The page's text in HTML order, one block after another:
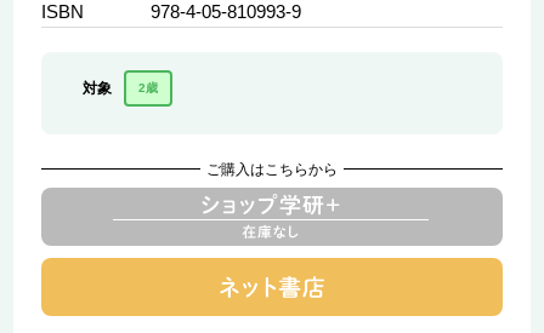
ISBN
978-4-05-810993-9
対象 2歳
ご購入はこちらから